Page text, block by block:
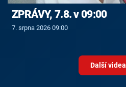
ZPRÁVY, 7.8. v 09:00
7. srpna 2026 09:00
Další videa